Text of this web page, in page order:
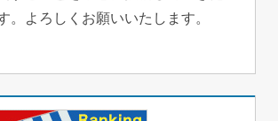
。よろしくお願いいたします。